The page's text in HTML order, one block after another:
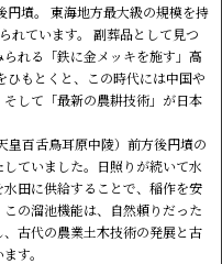
墳。 東海地方最大級の規模を持
れています。 副葬品として見つ
れる「鉄に金メッキを施す」高
ひもとくと、この時代には中国や
して「最新の農耕技術」が日本
皇百舌鳥耳原中陵）前方後円墳の
ていました。日照りが続いて水
田に供給することで、稲作を安
の溜池機能は、自然頼りだった
古代の農業土木技術の発展と古
す。